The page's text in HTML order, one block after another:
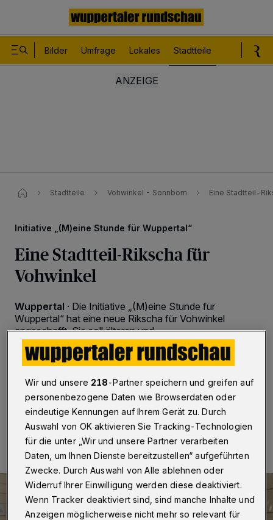
Bilder Umfrage Lokales Stadtteile
Stadtteile Vohwinkel - Sonnborn Eine Stadtteil-
Initiative „(M)eine Stunde für Wuppertal“
Eine Stadtteil-Rikscha für
Vohwinkel
Wuppertal · Die Initiative „(M)eine Stunde für
Wuppertal“ hat eine neue Rikscha für Vohwinkel
angeschafft. Sie soll älteren und
mobilitätseingeschränkten Menschen mehr Teilhabe,
Bewegung und gemeinschaftliche Erlebnisse
ermöglichen.
02.06.2026 , 08:30 Uhr Eine Minute Lesezeit
Wir und unsere 218-Partner speichern und greifen auf
personenbezogene Daten wie Browserdaten oder
eindeutige Kennungen auf Ihrem Gerät zu. Durch
Auswahl von OK aktivieren Sie Tracking-Technologien
für die unter „Wir und unsere Partner verarbeiten
Daten, um Ihnen Dienste bereitzustellen“ aufgeführten
Zwecke. Durch Auswahl von Alle ablehnen oder
Widerruf Ihrer Einwilligung werden diese deaktiviert.
Wenn Tracker deaktiviert sind, sind manche Inhalte und
Anzeigen möglicherweise nicht mehr so relevant für